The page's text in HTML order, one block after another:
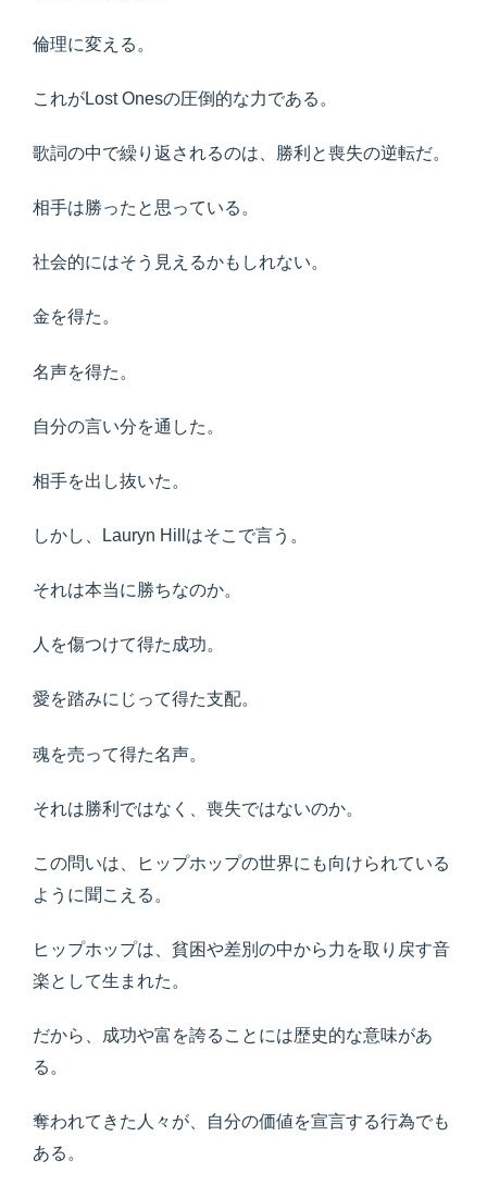
倫理に変える。
これがLost Onesの圧倒的な力である。
歌詞の中で繰り返されるのは、勝利と喪失の逆転だ。
相手は勝ったと思っている。
社会的にはそう見えるかもしれない。
金を得た。
名声を得た。
自分の言い分を通した。
相手を出し抜いた。
しかし、Lauryn Hillはそこで言う。
それは本当に勝ちなのか。
人を傷つけて得た成功。
愛を踏みにじって得た支配。
魂を売って得た名声。
それは勝利ではなく、喪失ではないのか。
この問いは、ヒップホップの世界にも向けられている
ように聞こえる。
ヒップホップは、貧困や差別の中から力を取り戻す音
楽として生まれた。
だから、成功や富を誇ることには歴史的な意味があ
る。
奪われてきた人々が、自分の価値を宣言する行為でも
ある。